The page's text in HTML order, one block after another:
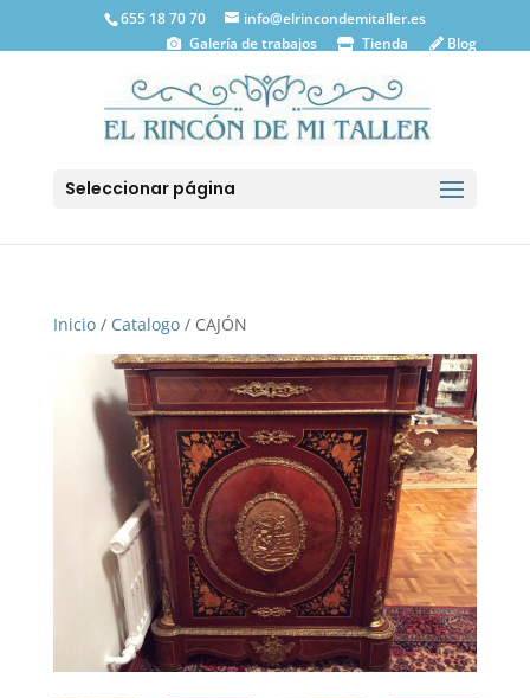
655 18 70 70
info@elrincondemitaller.es
Galería de trabajos
Tienda Blog
Seleccionar página
Inicio/ Catalogo/ CAJÓN